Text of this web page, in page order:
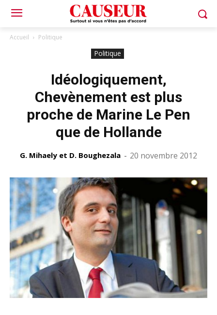
Accueil Politique
Politique
Idéologiquement,
Chevènement est plus
proche de Marine Le Pen
que de Hollande
G. Mihaely et D. Boughezala - 20 novembre 2012